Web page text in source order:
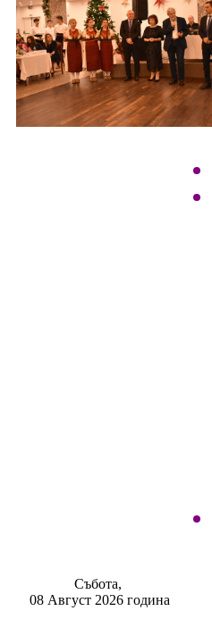
Събота,
08 Август 2026 година